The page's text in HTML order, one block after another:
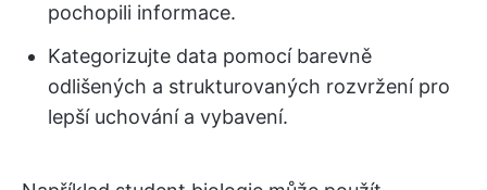
pochopili informace.
Kategorizujte data pomocí barevně
odlišených a strukturovaných rozvržení pro
lepší uchování a vybavení.